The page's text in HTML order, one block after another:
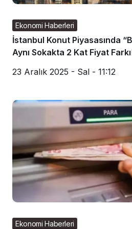
Ekonomi Haberleri
İstanbul Konut Piyasasında
Aynı Sokakta 2 Kat Fiyat
23 Aralık 2025 - Sal - 11:12
Ekonomi Haberleri